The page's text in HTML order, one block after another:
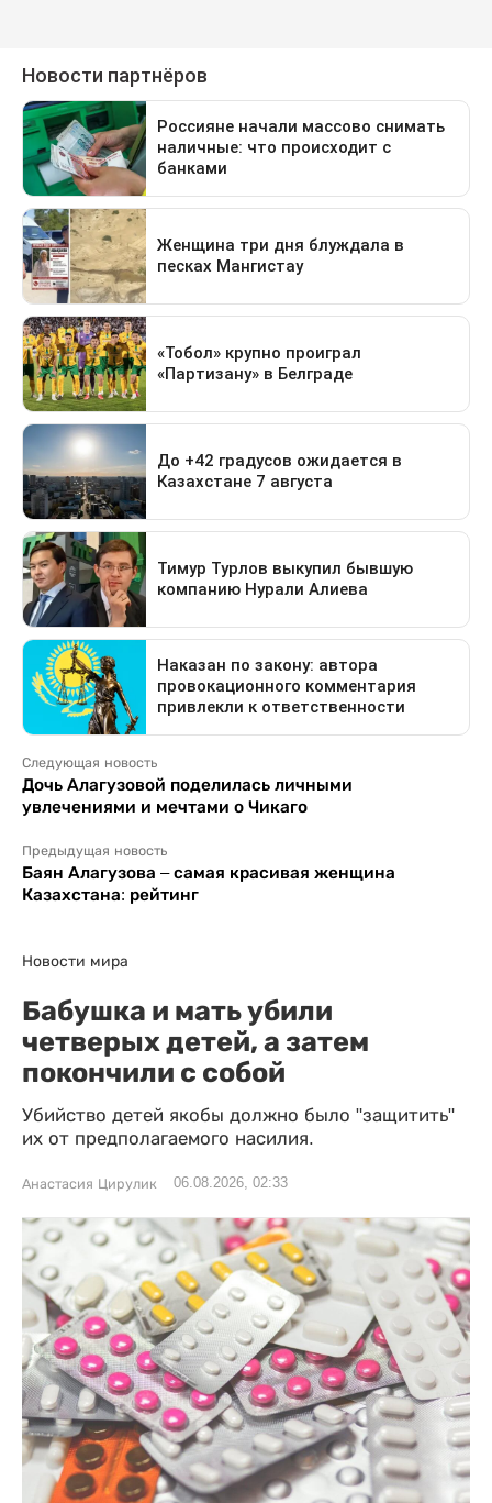
Следующая новость
Дочь Алагузовой поделилась личными
увлечениями и мечтами о Чикаго
Предыдущая новость
Баян Алагузова – самая красивая женщина
Казахстана: рейтинг
Новости мира
Бабушка и мать убили
четверых детей, а затем
покончили с собой
Убийство детей якобы должно было "защитить"
их от предполагаемого насилия.
Анастасия Цирулик 06.08.2026, 02:33